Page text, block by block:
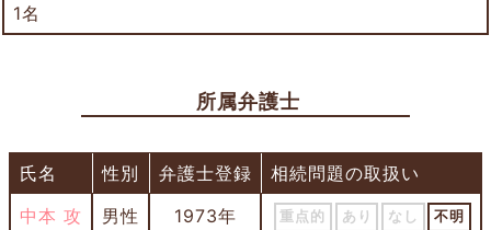
1名
所属弁護士
氏名 性別 弁護士登録
相続問題の取扱い
中本 攻
男性 1973年 重点的 あり なし 不明